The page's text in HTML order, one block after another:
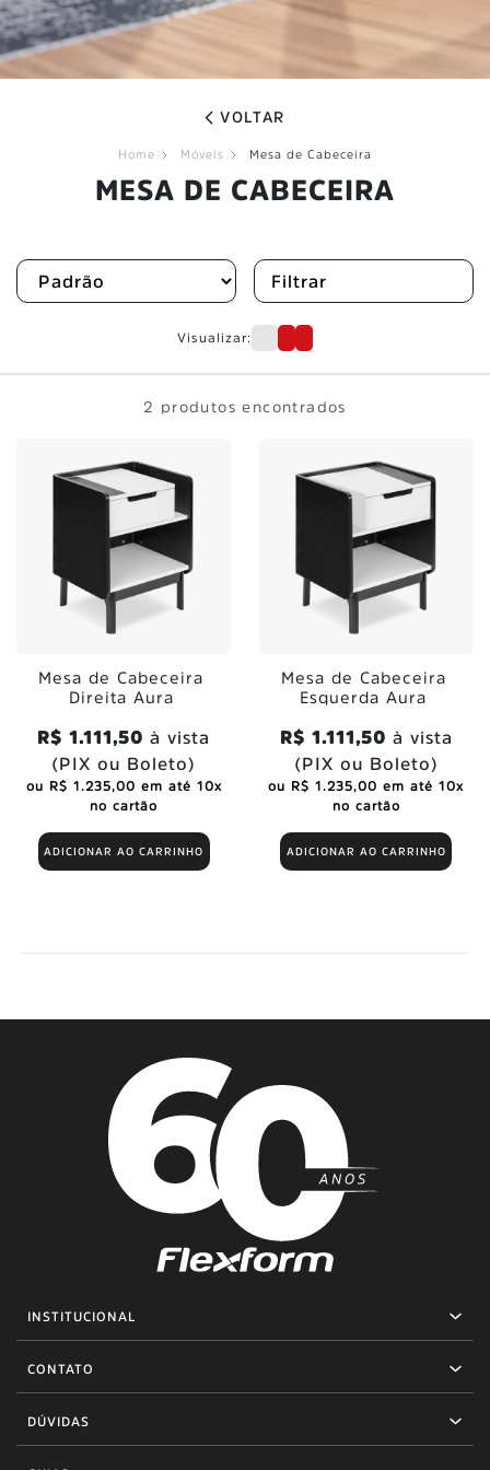
VOLTAR
Home Móveis Mesa de Cabeceira
MESA DE CABECEIRA
Filtrar
Visualizar:
2 produtos encontrados
Mesa de Cabeceira
Direita Aura
ADICIONAR AO CARRINHO
R$ 1.111,50 à vista
(PIX ou Boleto)
ou R$ 1.235,00 em até 10x
no cartão
Mesa de Cabeceira
Esquerda Aura
ADICIONAR AO CARRINHO
R$ 1.111,50 à vista
(PIX ou Boleto)
ou R$ 1.235,00 em até 10x
no cartão
INSTITUCIONAL
CONTATO
DÚVIDAS